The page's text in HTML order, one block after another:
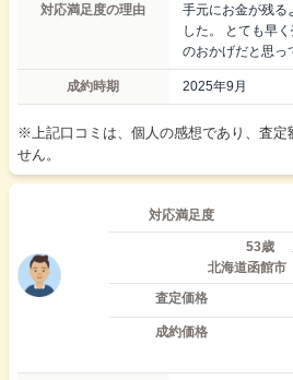
対応満足度の理由
手元にお金が残る
した。 とても早
のおかげだと思っ
成約時期 2025年9月
※上記口コミは、個人の感想であり、査定
せん。
対応満足度
53歳
北海道函館市
査定価格
成約価格